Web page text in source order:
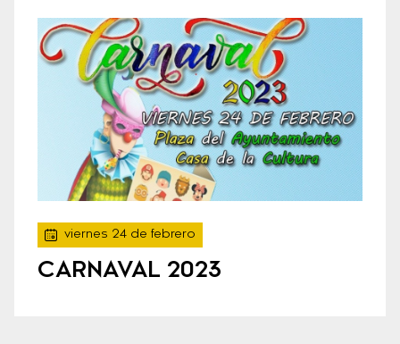
viernes 24 de febrero
CARNAVAL 2023